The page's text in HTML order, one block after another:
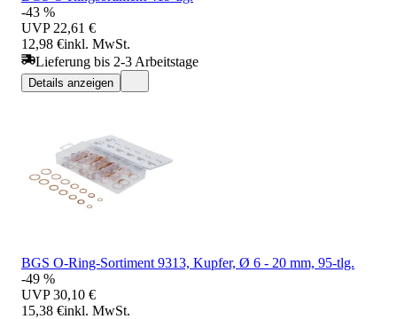
-43 %
UVP 22,61 €
12,98 €inkl. MwSt.
Lieferung bis 2-3 Arbeitstage
Details anzeigen
BGS O-Ring-Sortiment 9313, Kupfer, Ø 6 - 20 mm, 95-tlg.
-49 %
UVP 30,10 €
15,38 €inkl. MwSt.